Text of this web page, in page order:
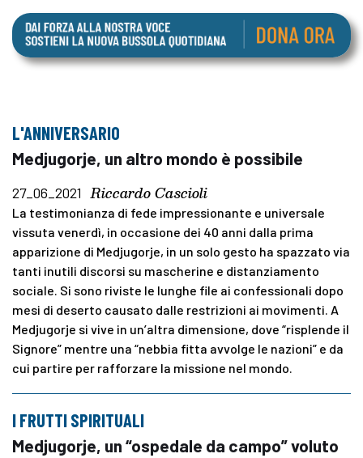
L'ANNIVERSARIO
Medjugorje, un altro mondo è possibile
27_06_2021 Riccardo Cascioli
La testimonianza di fede impressionante e universale
vissuta venerdì, in occasione dei 40 anni dalla prima
apparizione di Medjugorje, in un solo gesto ha spazzato via
tanti inutili discorsi su mascherine e distanziamento
sociale. Si sono riviste le lunghe file ai confessionali dopo
mesi di deserto causato dalle restrizioni ai movimenti. A
Medjugorje si vive in un’altra dimensione, dove “risplende il
Signore” mentre una “nebbia fitta avvolge le nazioni” e da
cui partire per rafforzare la missione nel mondo.
I FRUTTI SPIRITUALI
Medjugorje, un “ospedale da campo” voluto